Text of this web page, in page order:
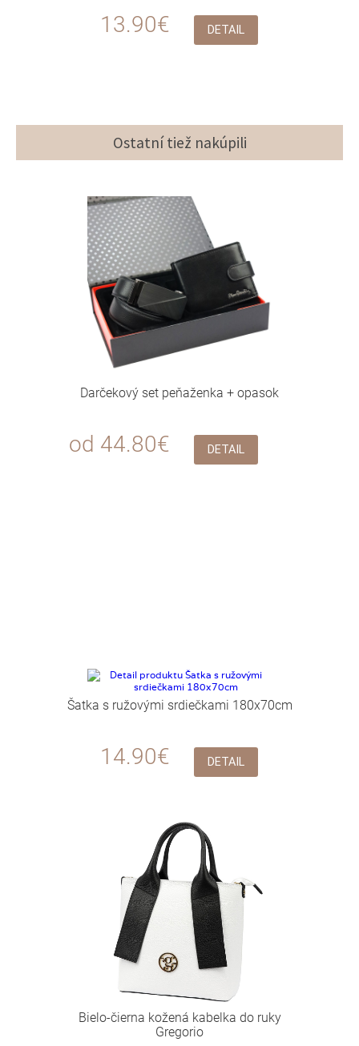
13.90€ DETAIL
Ostatní tiež nakúpili
Darčekový set peňaženka + opasok
od 44.80€ DETAIL
Šatka s ružovými srdiečkami 180x70cm
14.90€ DETAIL
Bielo-čierna kožená kabelka do ruky
Gregorio